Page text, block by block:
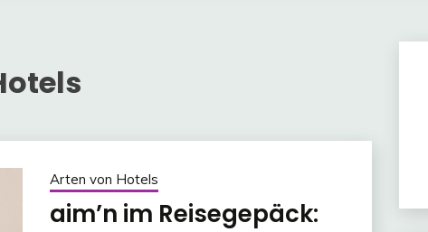
Arten von Hotels
aim’n im Reisegepäck: